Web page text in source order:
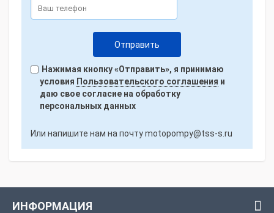
Нажимая кнопку «Отправить», я принимаю
условия Пользовательского соглашения и
даю свое согласие на обработку
персональных данных
Или напишите нам на почтуmotopompy@tss-s.ru
ИНФОРМАЦИЯ